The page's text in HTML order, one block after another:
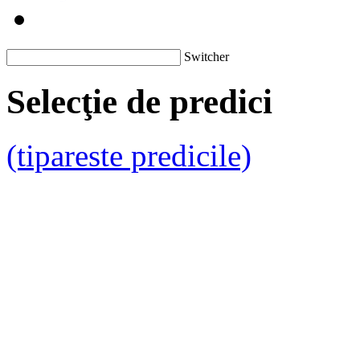
Switcher
Selecţie de predici
(tipareste predicile)